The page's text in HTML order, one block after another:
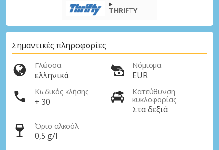
THRIFTY
Σημαντικές πληροφορίες
Γλώσσα
ελληνικά
Νόμισμα
EUR
Κωδικός κλήσης
+ 30
Κατεύθυνση
κυκλοφορίας
Στα δεξιά
Όριο αλκοόλ
0,5 g/l